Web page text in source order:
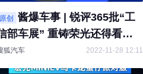
原创
酱爆车事 | 锐评365批“工
部车展” 重铸荣光还得看新
源！
狐汽车 2022-11-28 12:11